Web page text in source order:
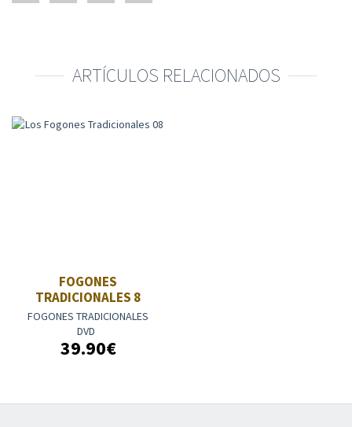
ARTÍCULOS RELACIONADOS
FOGONES
TRADICIONALES 8
FOGONES TRADICIONALES
DVD
39.90€